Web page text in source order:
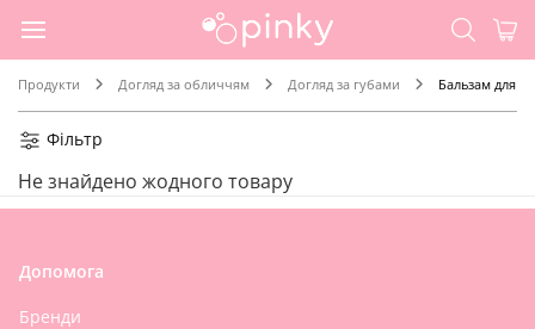
Продукти Догляд за обличчям Догляд за губами Бальзам для
Фільтр
Не знайдено жодного товару
Допомога
Бренди